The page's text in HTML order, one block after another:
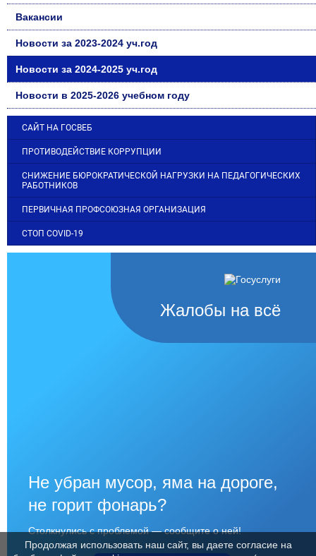
Вакансии
Новости за 2023-2024 уч.год
Новости за 2024-2025 уч.год
Новости в 2025-2026 учебном году
САЙТ НА ГОСВЕБ
ПРОТИВОДЕЙСТВИЕ КОРРУПЦИИ
СНИЖЕНИЕ БЮРОКРАТИЧЕСКОЙ НАГРУЗКИ НА ПЕДАГОГИЧЕСКИХ
РАБОТНИКОВ
ПЕРВИЧНАЯ ПРОФСОЮЗНАЯ ОРГАНИЗАЦИЯ
СТОП COVID-19
Жалобы на всё
Не убран мусор, яма на дороге,
не горит фонарь?
Столкнулись с проблемой — сообщите о ней!
Продолжая использовать наш сайт, вы даете согласие на